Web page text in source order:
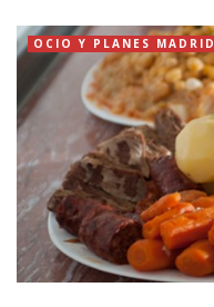
OCIO Y PLANES MADRID